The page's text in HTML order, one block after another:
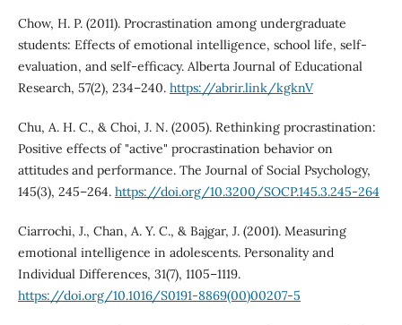
Chow, H. P. (2011). Procrastination among undergraduate
students: Effects of emotional intelligence, school life, self-
evaluation, and self-efficacy. Alberta Journal of Educational
Research, 57(2), 234–240. https://abrir.link/kgknV
Chu, A. H. C., & Choi, J. N. (2005). Rethinking procrastination:
Positive effects of "active" procrastination behavior on
attitudes and performance. The Journal of Social Psychology,
145(3), 245–264. https://doi.org/10.3200/SOCP.145.3.245-264
Ciarrochi, J., Chan, A. Y. C., & Bajgar, J. (2001). Measuring
emotional intelligence in adolescents. Personality and
Individual Differences, 31(7), 1105–1119.
https://doi.org/10.1016/S0191-8869(00)00207-5